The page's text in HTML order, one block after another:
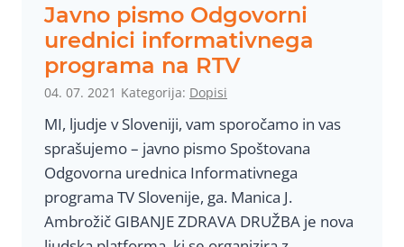
Z
N
B
-
D
n
m
s
v
e
t
n
i
Javno pismo Odgovorni
urednici informativnega
programa na RTV
04. 07. 2021 Kategorija: Dopisi
MI, ljudje v Sloveniji, vam sporočamo in vas
sprašujemo – javno pismo Spoštovana
Odgovorna urednica Informativnega
programa TV Slovenije, ga. Manica J.
Ambrožič GIBANJE ZDRAVA DRUŽBA je nova